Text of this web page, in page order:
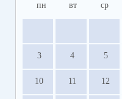
пн вт ср
3 4 5
10 11 12